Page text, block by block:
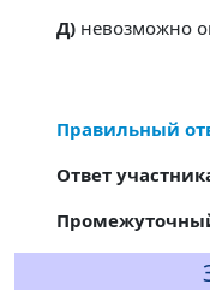
Д)невозможно
Правильный
Ответ